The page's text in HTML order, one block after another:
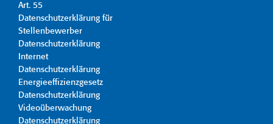
Art. 55
Datenschutzerklärung für
Stellenbewerber
Datenschutzerklärung
Internet
Datenschutzerklärung
Energieeffizienzgesetz
Datenschutzerklärung
Videoüberwachung
Datenschutzerklärung